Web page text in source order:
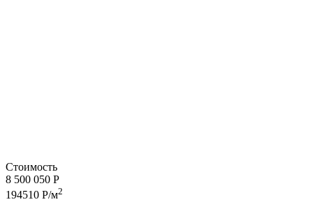
Стоимость
8 500 050 Р
194510 Р/м2